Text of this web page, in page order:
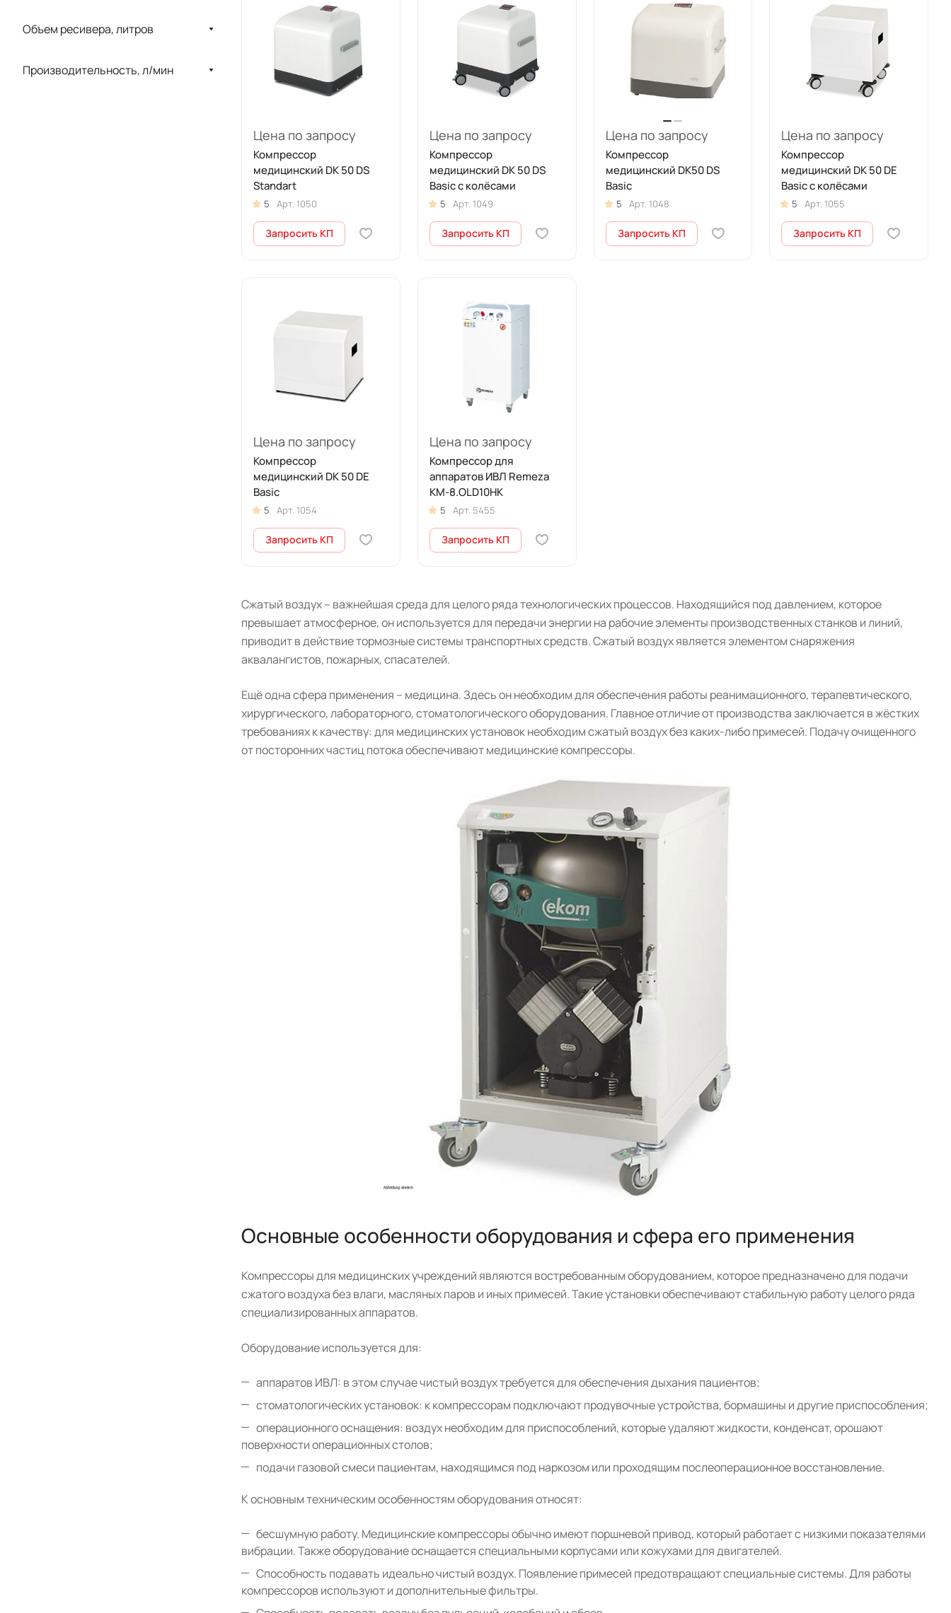
Цена по запросу
Компрессор
медицинский DK 50 DS
Standart
5 Арт. 1050
Запросить КП
Цена по запросу
Компрессор
медицинский DK 50 DS
Basic с колёсами
5 Арт. 1049
Запросить КП
Цена по запросу
Компрессор
медицинский DK50 DS
Basic
5 Арт. 1048
Запросить КП
Цена по запросу
Компрессор
медицинский DK 50 DE
Basic с колёсами
5 Арт. 1055
Запросить КП
Цена по запросу
Компрессор
медицинский DK 50 DE
Basic
5 Арт. 1054
Запросить КП
Цена по запросу
Компрессор для
аппаратов ИВЛ Remeza
КМ-8.OLD10НК
5 Арт. 5455
Запросить КП
Сжатый воздух – важнейшая среда для целого ряда технологических процессов. Находящийся под давлением, которое
превышает атмосферное, он используется для передачи энергии на рабочие элементы производственных станков и линий,
приводит в действие тормозные системы транспортных средств. Сжатый воздух является элементом снаряжения
аквалангистов, пожарных, спасателей.
Ещё одна сфера применения – медицина. Здесь он необходим для обеспечения работы реанимационного, терапевтического,
хирургического, лабораторного, стоматологического оборудования. Главное отличие от производства заключается в жёстких
требованиях к качеству: для медицинских установок необходим сжатый воздух без каких-либо примесей. Подачу очищенного
от посторонних частиц потока обеспечивают медицинские компрессоры.
Основные особенности оборудования и сфера его применения
Компрессоры для медицинских учреждений являются востребованным оборудованием, которое предназначено для подачи
сжатого воздуха без влаги, масляных паров и иных примесей. Такие установки обеспечивают стабильную работу целого ряда
специализированных аппаратов.
Оборудование используется для:
аппаратов ИВЛ: в этом случае чистый воздух требуется для обеспечения дыхания пациентов;
стоматологических установок: к компрессорам подключают продувочные устройства, бормашины и другие приспособления;
операционного оснащения: воздух необходим для приспособлений, которые удаляют жидкости, конденсат, орошают
поверхности операционных столов;
подачи газовой смеси пациентам, находящимся под наркозом или проходящим послеоперационное восстановление.
К основным техническим особенностям оборудования относят:
бесшумную работу. Медицинские компрессоры обычно имеют поршневой привод, который работает с низкими показателями
вибрации. Также оборудование оснащается специальными корпусами или кожухами для двигателей.
Способность подавать идеально чистый воздух. Появление примесей предотвращают специальные системы. Для работы
компрессоров используют и дополнительные фильтры.
Объем ресивера, литров
Производительность, л/мин